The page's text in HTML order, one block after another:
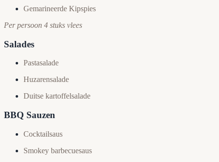
Gemarineerde Kipspies
Per persoon 4 stuks vlees
Salades
Pastasalade
Huzarensalade
Duitse kartoffelsalade
BBQ Sauzen
Cocktailsaus
Smokey barbecuesaus